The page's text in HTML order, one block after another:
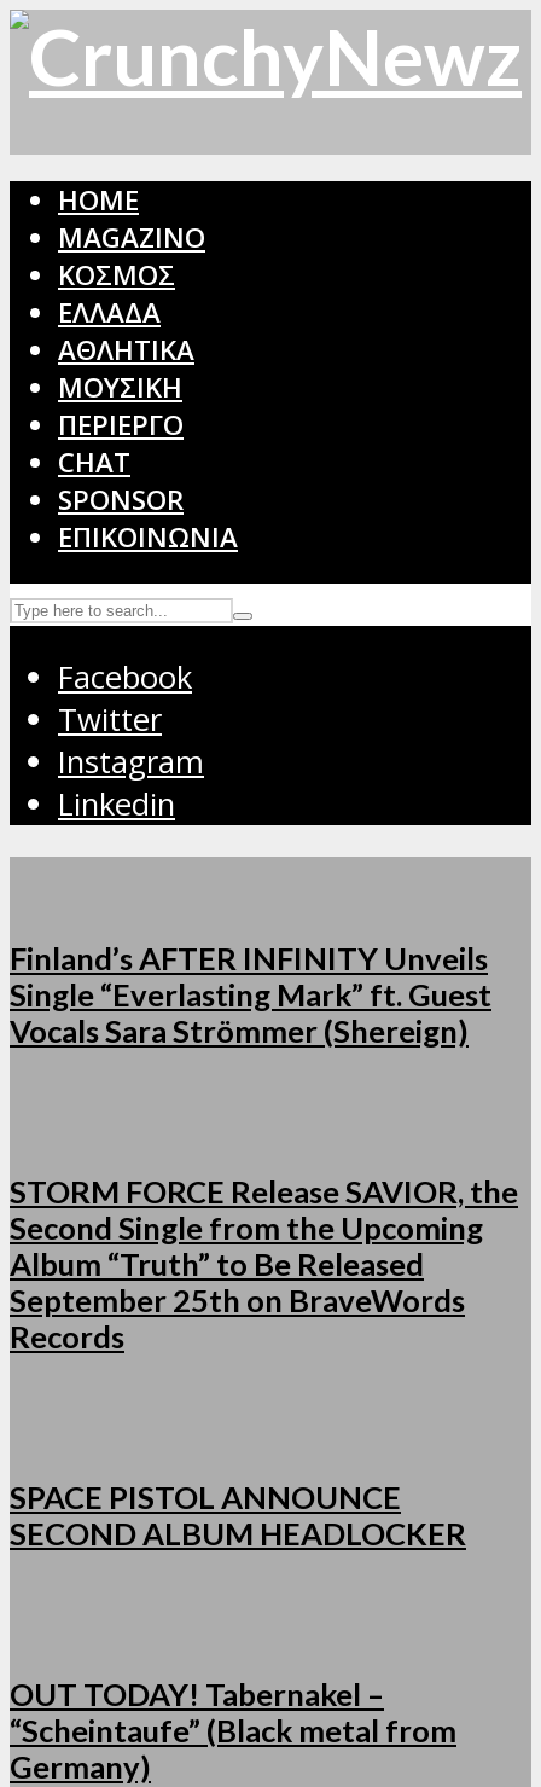
HOME
MAGAZINO
ΚΟΣΜΟΣ
ΕΛΛΑΔΑ
ΑΘΛΗΤΙΚΑ
ΜΟΥΣΙΚΗ
ΠΕΡΙΕΡΓΟ
CHAT
SPONSOR
ΕΠΙΚΟΙΝΩΝΙΑ
Facebook
Twitter
Instagram
Linkedin
Finland’s AFTER INFINITY Unveils
Single “Everlasting Mark” ft. Guest
Vocals Sara Strömmer (Shereign)
STORM FORCE Release SAVIOR, the
Second Single from the Upcoming
Album “Truth” to Be Released
September 25th on BraveWords
Records
SPACE PISTOL ANNOUNCE
SECOND ALBUM HEADLOCKER
OUT TODAY! Tabernakel –
“Scheintaufe” (Black metal from
Germany)